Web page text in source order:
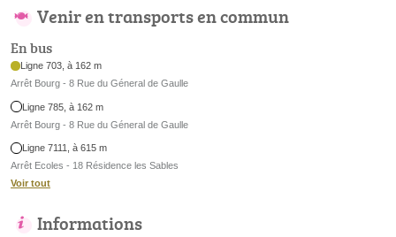
Venir en transports en commun
En bus
Ligne 703, à 162 m
Arrêt Bourg - 8 Rue du Géneral de Gaulle
Ligne 785, à 162 m
Arrêt Bourg - 8 Rue du Géneral de Gaulle
Ligne 7111, à 615 m
Arrêt Ecoles - 18 Résidence les Sables
Voir tout
Informations